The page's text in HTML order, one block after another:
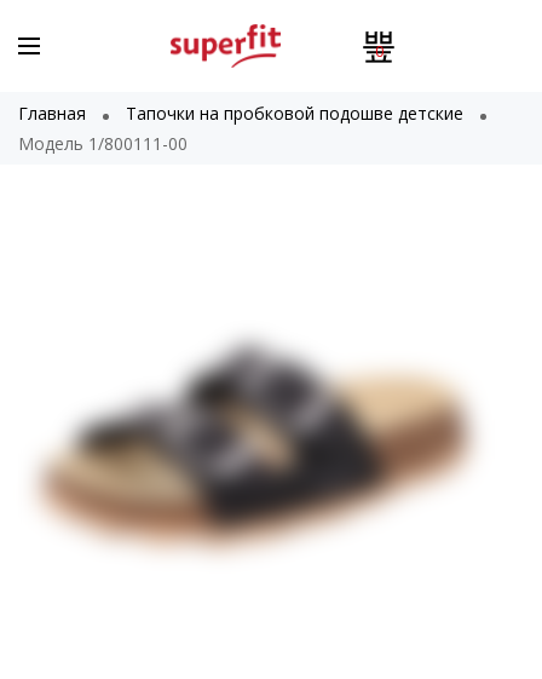
0
Главная
Тапочки на пробковой подошве детские
Модель 1/800111-00